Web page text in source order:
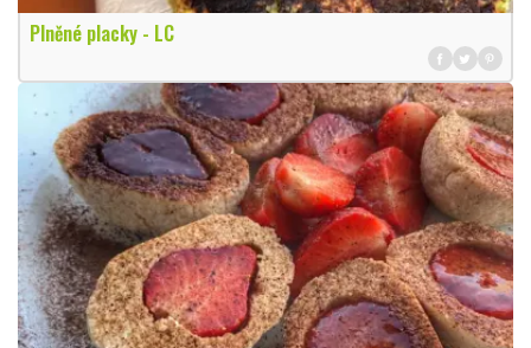
Plněné placky - LC